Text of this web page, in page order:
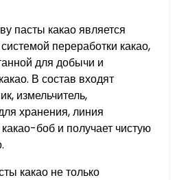
пасты какао является
переработки какао,
для добычи и
В состав входят
измельчитель,
хранения, линия
боб и получает чистую
какао не только